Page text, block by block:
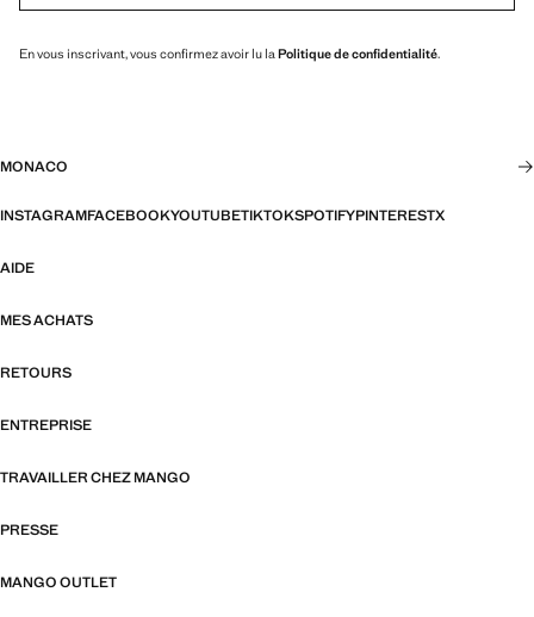
En vous inscrivant, vous confirmez avoir lu la Politique de confidentialité.
MONACO
INSTAGRAMFACEBOOKYOUTUBETIKTOKSPOTIFYPINTERESTX
AIDE
MES ACHATS
RETOURS
ENTREPRISE
TRAVAILLER CHEZ MANGO
PRESSE
MANGO OUTLET